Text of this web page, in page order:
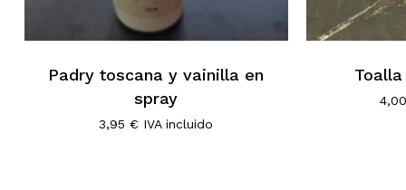
Padry toscana y vainilla en
spray
3,95€ IVA incluido